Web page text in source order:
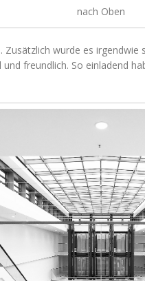
nach Oben
Zusätzlich wurde es irgendwie
freundlich. So einladend